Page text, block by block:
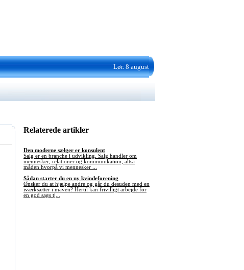
Lør. 8 august
Relaterede artikler
Den moderne sælger er konsulent
Salg er en branche i udvikling. Salg handler om
mennesker, relationer og kommunikation, altså
måden hvorpå vi mennesker ...
Sådan starter du en ny kvindeforening
Ønsker du at hjælpe andre og går du desuden med en
iværksætter i maven? Hertil kan frivilligt arbejde for
en god sags tj...